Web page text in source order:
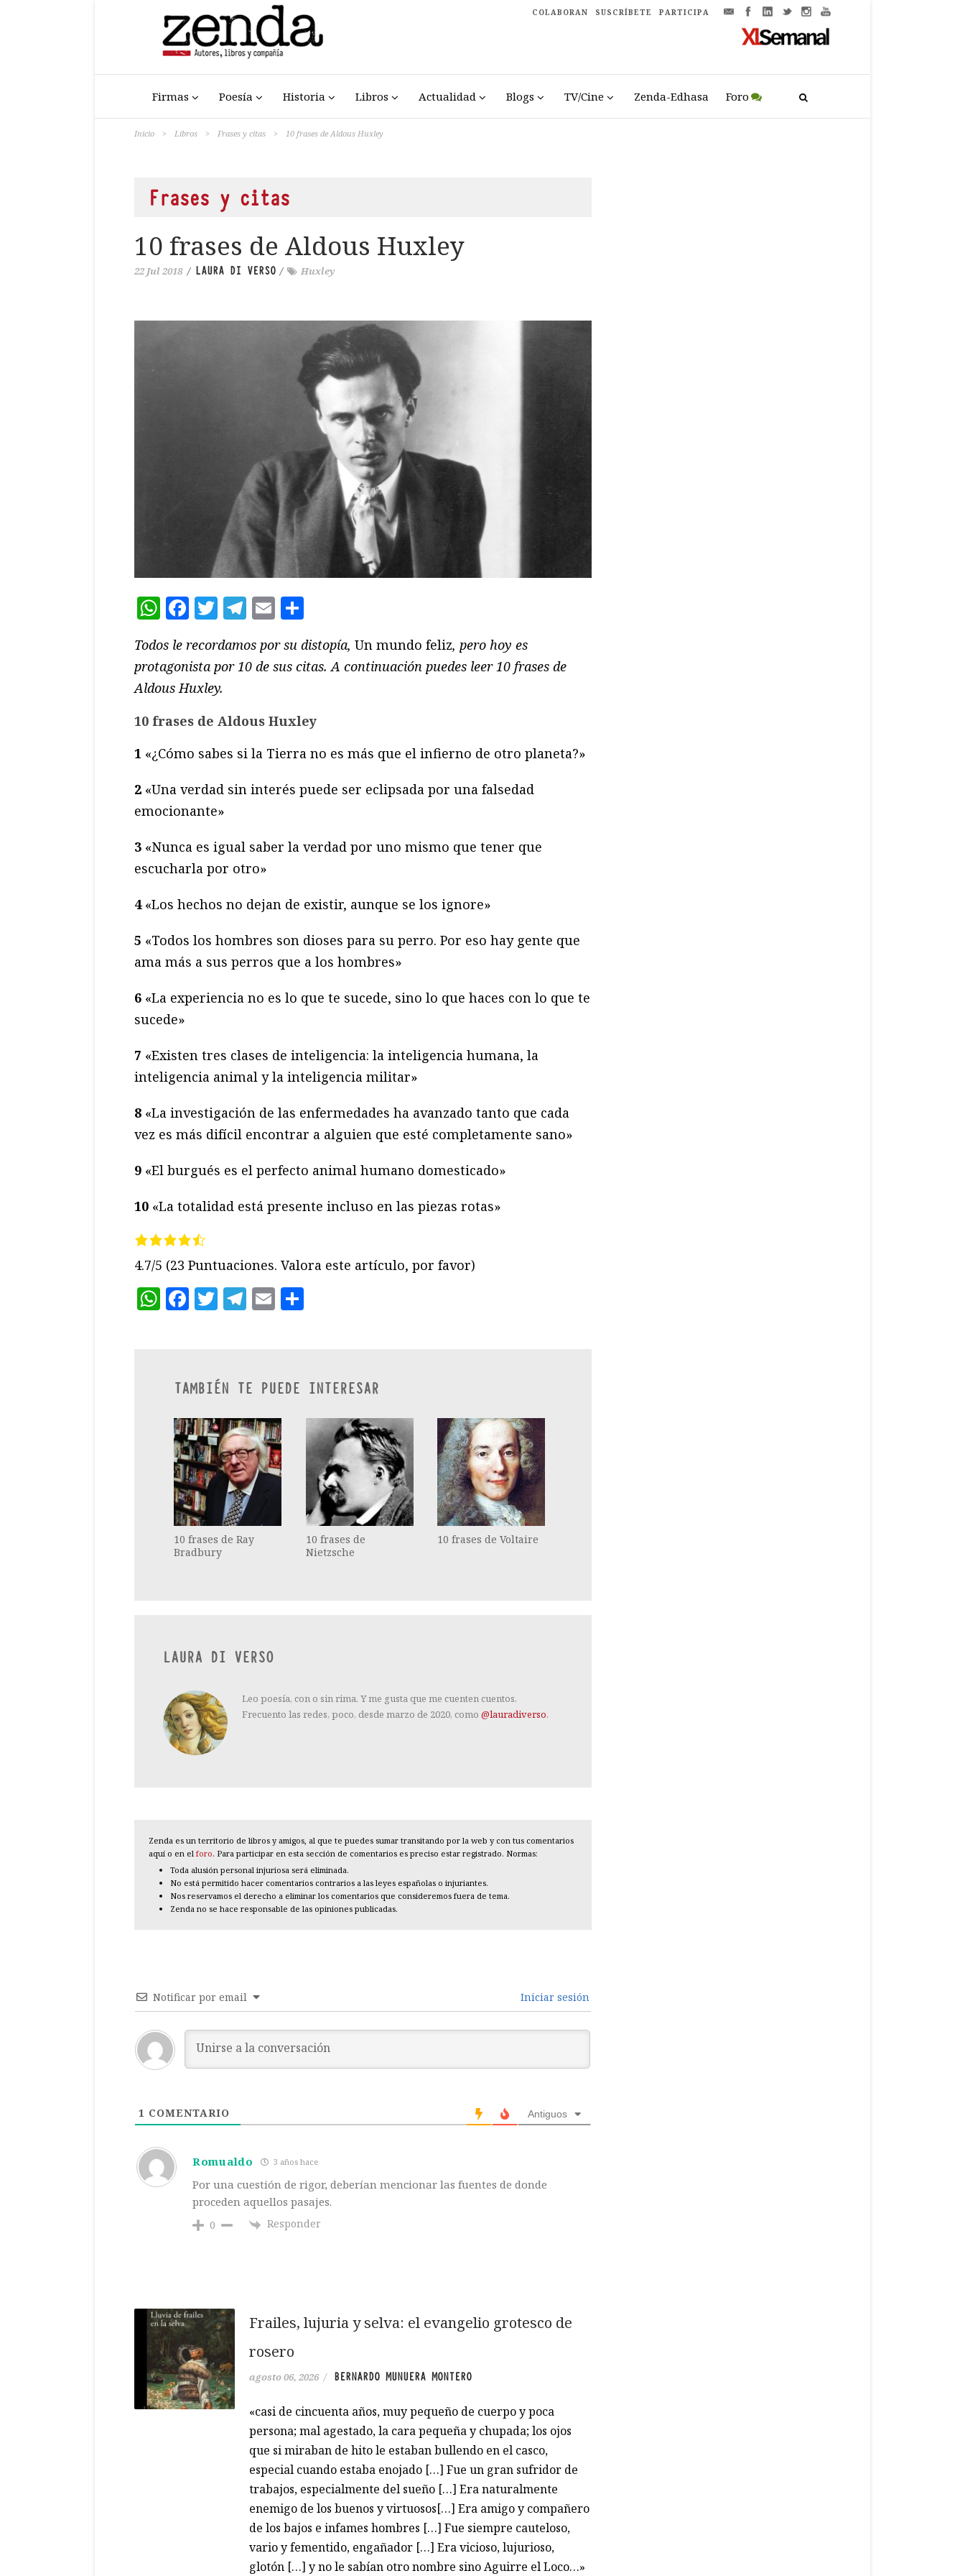
COLABORAN SUSCRÍBETE PARTICIPA
Firmas Poesía Historia Libros Actualidad Blogs TV/Cine Zenda-Edhasa Foro
Inicio > Libros > Frases y citas > 10 frases de Aldous Huxley
Frases y citas
10 frases de Aldous Huxley
22 Jul 2018 / LAURA DI VERSO / Huxley
WhatsApp
Facebook
Twitter
Telegram
Email
Todos le recordamos por su distopía, Un mundo feliz, pero hoy es
protagonista por 10 de sus citas. A continuación puedes leer 10 frases de
Aldous Huxley.
10 frases de Aldous Huxley
1 «¿Cómo sabes si la Tierra no es más que el infierno de otro planeta?»
2 «Una verdad sin interés puede ser eclipsada por una falsedad
emocionante»
3 «Nunca es igual saber la verdad por uno mismo que tener que
escucharla por otro»
4 «Los hechos no dejan de existir, aunque se los ignore»
5 «Todos los hombres son dioses para su perro. Por eso hay gente que
ama más a sus perros que a los hombres»
6 «La experiencia no es lo que te sucede, sino lo que haces con lo que te
sucede»
7 «Existen tres clases de inteligencia: la inteligencia humana, la
inteligencia animal y la inteligencia militar»
8 «La investigación de las enfermedades ha avanzado tanto que cada
vez es más difícil encontrar a alguien que esté completamente sano»
9 «El burgués es el perfecto animal humano domesticado»
10 «La totalidad está presente incluso en las piezas rotas»
4.7/5 (23 Puntuaciones. Valora este artículo, por favor)
WhatsApp
Facebook
Twitter
Telegram
Email
TAMBIÉN TE PUEDE INTERESAR
10 frases de Ray
Bradbury
10 frases de
Nietzsche
10 frases de Voltaire
LAURA DI VERSO
Leo poesía, con o sin rima. Y me gusta que me cuenten cuentos.
Frecuento las redes, poco, desde marzo de 2020, como @lauradiverso.
Zenda es un territorio de libros y amigos, al que te puedes sumar transitando por la web y con tus comentarios
aquí o en el foro. Para participar en esta sección de comentarios es preciso estar registrado. Normas:
Toda alusión personal injuriosa será eliminada.
No está permitido hacer comentarios contrarios a las leyes españolas o injuriantes.
Nos reservamos el derecho a eliminar los comentarios que consideremos fuera de tema.
Zenda no se hace responsable de las opiniones publicadas.
Notificar por email Iniciar sesión
1 COMENTARIO Antiguos
Romualdo 3 años hace
Por una cuestión de rigor, deberían mencionar las fuentes de donde
proceden aquellos pasajes.
0 Responder
Frailes, lujuria y selva: el evangelio grotesco de
rosero
agosto 06, 2026 / BERNARDO MUNUERA MONTERO
«casi de cincuenta años, muy pequeño de cuerpo y poca
persona; mal agestado, la cara pequeña y chupada; los ojos
que si miraban de hito le estaban bullendo en el casco,
especial cuando estaba enojado […] Fue un gran sufridor de
trabajos, especialmente del sueño […] Era naturalmente
enemigo de los buenos y virtuosos[…] Era amigo y compañero
de los bajos e infames hombres […] Fue siempre cauteloso,
vario y fementido, engañador […] Era vicioso, lujurioso,
glotón […] y no le sabían otro nombre sino Aguirre el Loco…»